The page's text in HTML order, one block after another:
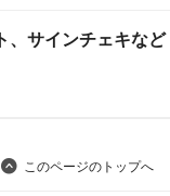
、サインチェキなど
このページのトップへ